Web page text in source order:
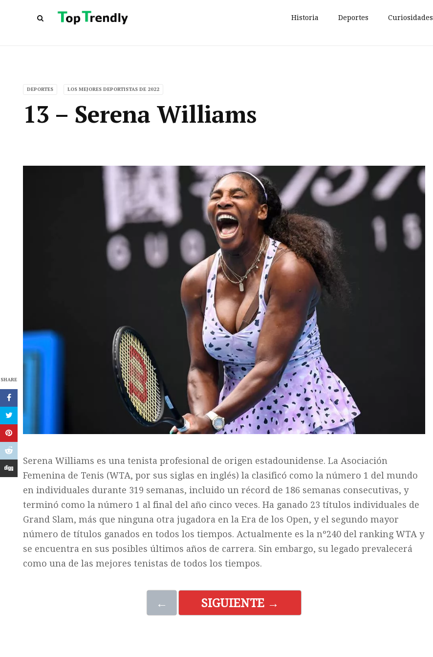
Historia Deportes Curiosidades
DEPORTES LOS MEJORES DEPORTISTAS DE 2022
13 – Serena Williams
SHARE
Serena Williams es una tenista profesional de origen estadounidense. La Asociación
Femenina de Tenis (WTA, por sus siglas en inglés) la clasificó como la número 1 del mundo
en individuales durante 319 semanas, incluido un récord de 186 semanas consecutivas, y
terminó como la número 1 al final del año cinco veces. Ha ganado 23 títulos individuales de
Grand Slam, más que ninguna otra jugadora en la Era de los Open, y el segundo mayor
número de títulos ganados en todos los tiempos. Actualmente es la nº240 del ranking WTA y
se encuentra en sus posibles últimos años de carrera. Sin embargo, su legado prevalecerá
como una de las mejores tenistas de todos los tiempos.
← SIGUIENTE →